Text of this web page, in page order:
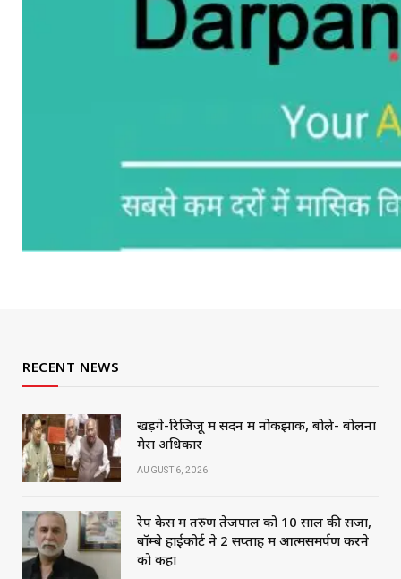
RECENT NEWS
खड़गे-रिजिजू में सदन में नोकझोंक, बोले- बोलना
मेरा अधिकार
AUGUST 6, 2026
रेप केस में तरुण तेजपाल को 10 साल की सजा,
बॉम्बे हाईकोर्ट ने 2 सप्ताह में आत्मसमर्पण करने
को कहा